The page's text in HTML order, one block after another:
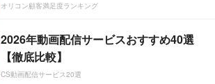
オリコン顧客満足度ランキング
2026年動画配信サービスおすすめ40選
【徹底比較】
CS動画配信サービス20選